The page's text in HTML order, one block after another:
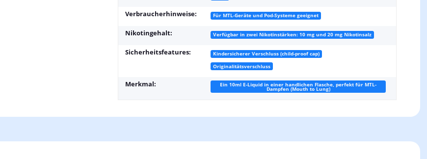
Verbraucherhinweise: Für MTL-Geräte und Pod-Systeme geeignet
Nikotingehalt: Verfügbar in zwei Nikotinstärken: 10 mg und 20 mg Nikotinsalz
Sicherheitsfeatures:
Kindersicherer Verschluss (child-proof cap)
Originalitätsverschluss
Merkmal: Ein 10ml E-Liquid in einer handlichen Flasche, perfekt für MTL-
Dampfen (Mouth to Lung)